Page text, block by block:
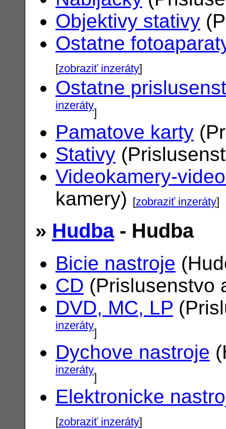
Objektivy stativy
Ostatne
[zobraziť inzeráty]
Ostatne
inzeráty]
Pamatove karty
Stativy
Videokamery-
kamery) [zobraziť inzeráty]
» Hudba- Hudba
Bicie nastroje
CD (Prislusenstvo
DVD, MC, LP
inzeráty]
Dychove nastroje
inzeráty]
Elektronicke
[zobraziť inzeráty]